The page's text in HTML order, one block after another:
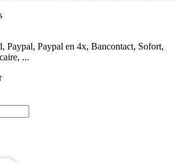
Paypal, Paypal en 4x, Bancontact, Sofort,
...